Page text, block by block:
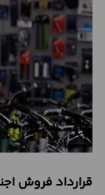
تماس
با
ما
قراردادفروش